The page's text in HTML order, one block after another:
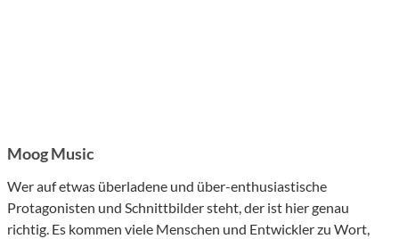
Moog Music
Wer auf etwas überladene und über-enthusiastische
Protagonisten und Schnittbilder steht, der ist hier genau
richtig. Es kommen viele Menschen und Entwickler zu Wort,